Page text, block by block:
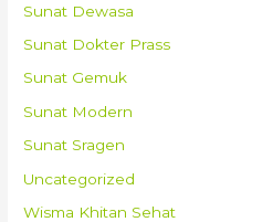
Sunat Dewasa
Sunat Dokter Prass
Sunat Gemuk
Sunat Modern
Sunat Sragen
Uncategorized
Wisma Khitan Sehat